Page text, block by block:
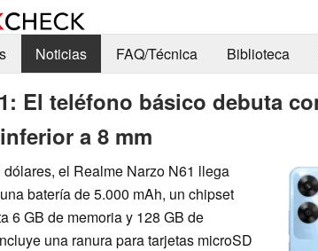
Noticias FAQ/Técnica Biblioteca
El teléfono básico debuta
a 8 mm
el Realme Narzo N61 llega
batería de 5.000 mAh, un chipset
6 GB de memoria y 128 GB de
una ranura para tarjetas microSD